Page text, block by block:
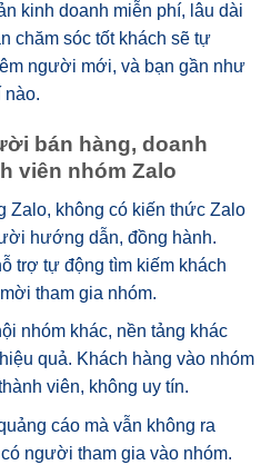
kinh doanh miễn phí, lâu dài
chăm sóc tốt khách sẽ tự
người mới, và bạn gần như
nào.
bán hàng, doanh
viên nhóm Zalo
Zalo, không có kiến thức Zalo
hướng dẫn, đồng hành.
trợ tự động tìm kiếm khách
tham gia nhóm.
nhóm khác, nền tảng khác
quả. Khách hàng vào nhóm
viên, không uy tín.
cáo mà vẫn không ra
người tham gia vào nhóm.